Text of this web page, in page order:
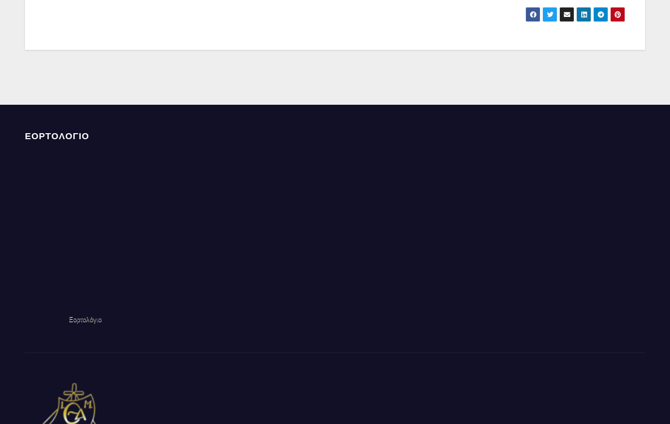
ΕΟΡΤΟΛΟΓΙΟ
Εορτολόγιο